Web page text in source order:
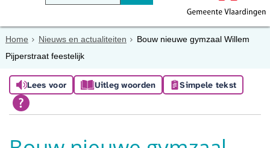
Home Nieuws en actualiteiten
Bouw nieuwe gymzaal Willem
Pijperstraat feestelijk
Lees voor Uitleg woorden Simpele tekst